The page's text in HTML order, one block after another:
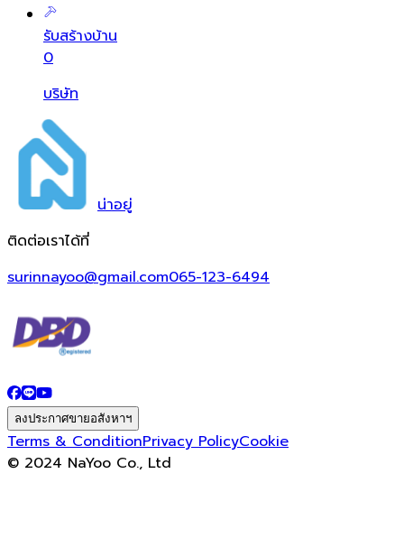
รับสร้างบ้าน
0
บริษัท
น่าอยู่
ติดต่อเราได้ที่
surinnayoo@gmail.com065-123-6494
ลงประกาศขายอสังหาฯ
Terms & ConditionPrivacy PolicyCookie
© 2024 NaYoo Co., Ltd